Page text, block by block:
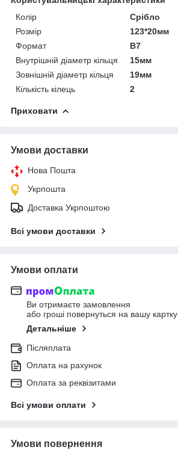
Колір
Срібло
Розмір
123*20мм
Формат
В7
Внутрішній діаметр кільця
15мм
Зовнішній діаметр кільця
19мм
Кількість кілець
2
Приховати
Умови доставки
Нова Пошта
Укрпошта
Доставка Укрпоштою
Всі умови доставки
Умови оплати
Ви отримаєте замовлення
або гроші повернуться на вашу картку
Детальніше
Післяплата
Оплата на рахунок
Оплата за реквізитами
Всі умови оплати
Умови повернення